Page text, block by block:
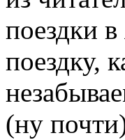
поездки
поездку,
(ну